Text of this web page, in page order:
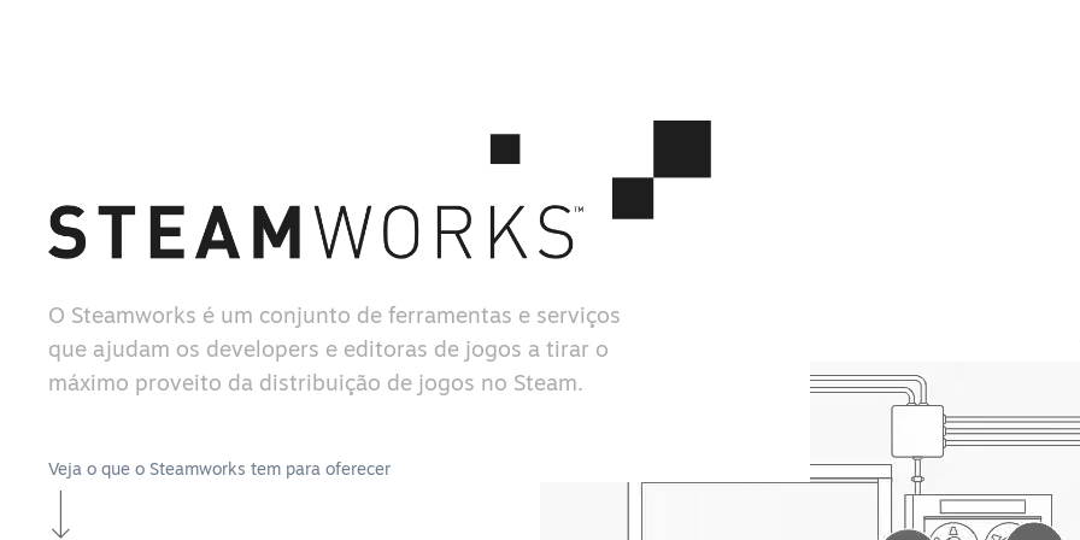
O Steamworks é um conjunto de ferramentas e serviços
que ajudam os developers e editoras de jogos a tirar o
máximo proveito da distribuição de jogos no Steam.
Veja o que o Steamworks tem para oferecer